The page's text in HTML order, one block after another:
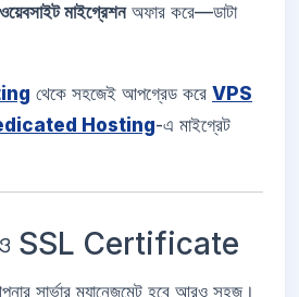
মাইগ্রেশনঅফার করে—ডাটা
থেকে সহজেই আপগ্রেড করে VPS
Hosting-এ মাইগ্রেট
SSL Certificate
সার্ভার ম্যানেজমেন্ট হবে আরও সহজ।